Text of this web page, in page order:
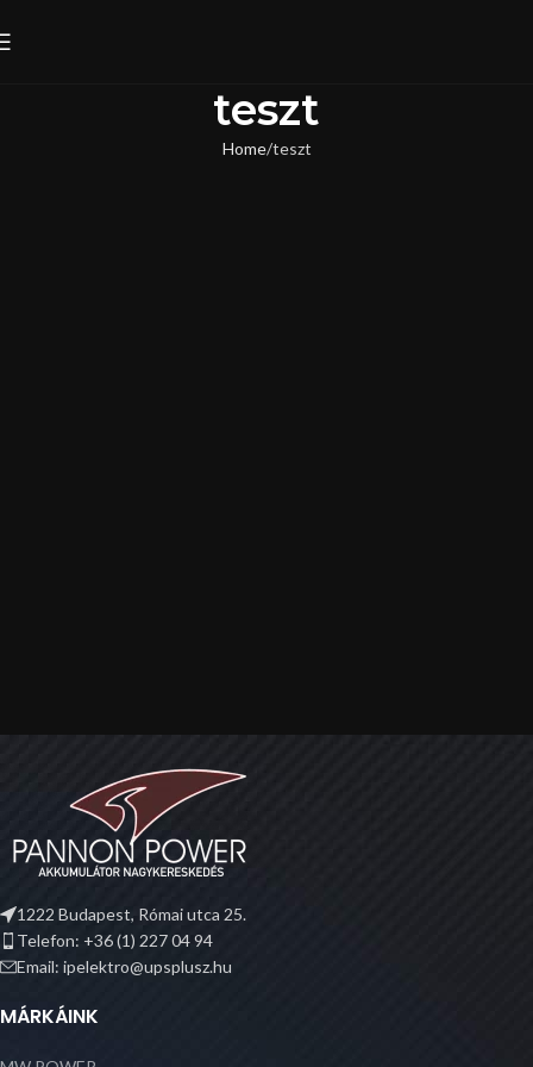
teszt
Home teszt
1222 Budapest, Római utca 25.
Telefon: +36 (1) 227 04 94
Email: ipelektro@upsplusz.hu
MÁRKÁINK